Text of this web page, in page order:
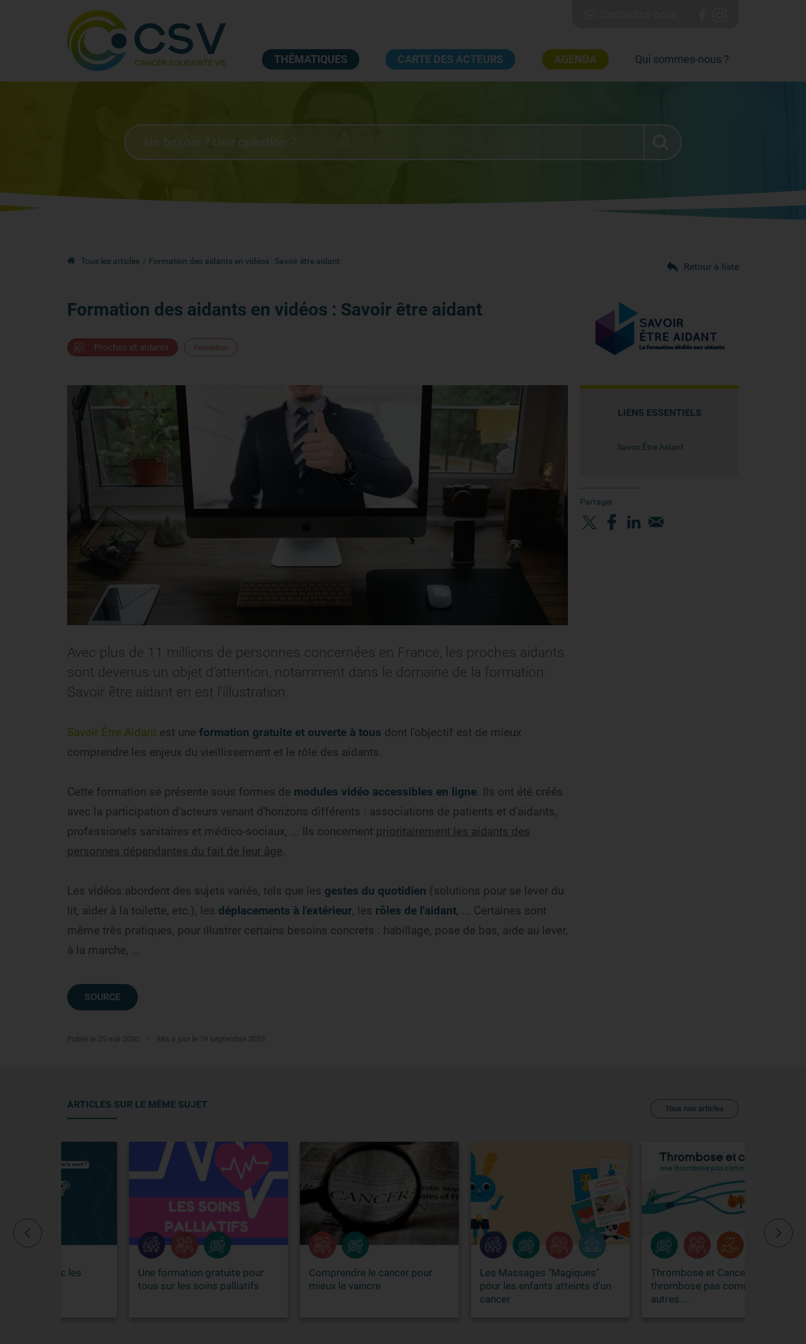
THÉMATIQUES CARTE DES ACTEURS AGENDA Qui sommes-nous ?
Tous les articles Formation des aidants en vidéos : Savoir être aidant Retour à liste
Formation des aidants en vidéos : Savoir être aidant
Proches et aidants Formation
Avec plus de 11 millions de personnes concernées en France, les proches aidants
sont devenus un objet d'attention, notamment dans le domaine de la formation :
Savoir être aidant en est l'illustration.
Savoir Être Aidant est une formation gratuite et ouverte à tous dont l'objectif est de mieux
comprendre les enjeux du vieillissement et le rôle des aidants.
Cette formation se présente sous formes de modules vidéo accessibles en ligne. Ils ont été créés
avec la participation d'acteurs venant d'horizons différents : associations de patients et d'aidants,
professionels sanitaires et médico-sociaux, ... Ils concernent prioritairement les aidants des
personnes dépendantes du fait de leur âge.
Les vidéos abordent des sujets variés, tels que les gestes du quotidien (solutions pour se lever du
lit, aider à la toilette, etc.), les déplacements à l'extérieur, les rôles de l'aidant, ... Certaines sont
même très pratiques, pour illustrer certains besoins concrets : habillage, pose de bas, aide au lever,
à la marche, ...
SOURCE
LIENS ESSENTIELS
Savoir Être Aidant
Partager
Publié le 25 mai 2020 - Mis à jour le 19 septembre 2023
ARTICLES SUR LE MÊME SUJET Tous nos articles
Une formation gratuite pour
tous sur les soins palliatifs
Comprendre le cancer pour
mieux le vaincre
Les Massages "Magiques"
pour les enfants atteints d'un
Thrombose et Cancer : une
thrombose pas comme les